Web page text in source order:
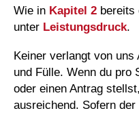
Wie in Kapitel 2 bereits
unter Leistungsdruck.
Keiner verlangt von uns
und Fülle. Wenn du pro
oder einen Antrag
ausreichend. Sofern